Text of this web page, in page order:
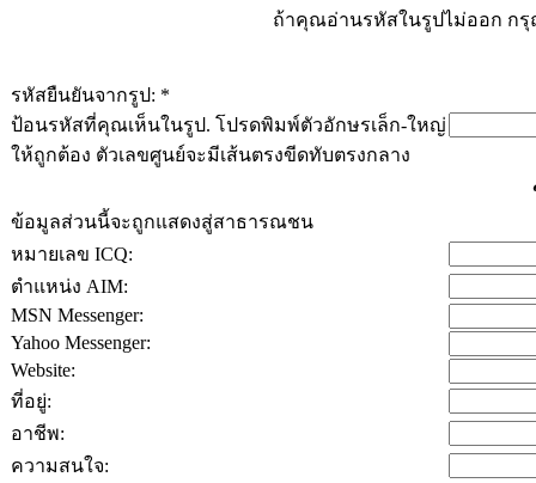
ถ้าคุณอ่านรหัสในรูปไม่ออก ก
รหัสยืนยันจากรูป: *
ป้อนรหัสที่คุณเห็นในรูป. โปรดพิมพ์ตัวอักษรเล็ก-ใหญ่
ให้ถูกต้อง ตัวเลขศูนย์จะมีเส้นตรงขีดทับตรงกลาง
ข้อมูลส่วนนี้จะถูกแสดงสู่สาธารณชน
หมายเลข ICQ:
ตำแหน่ง AIM:
MSN Messenger:
Yahoo Messenger:
Website:
ที่อยู่:
อาชีพ:
ความสนใจ: